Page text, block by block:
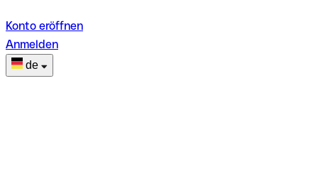
Konto eröffnen
Anmelden
de